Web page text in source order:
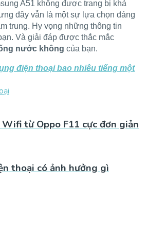
A51 không được trang bị khả
đây vẫn là một sự lựa chọn đáng
trung. Hy vọng những thông tin
Và giải đáp được thắc mắc
nước không của bạn.
điện thoại bao nhiêu tiếng một
từ Oppo F11 cực đơn giản
thoại có ảnh hưởng gì